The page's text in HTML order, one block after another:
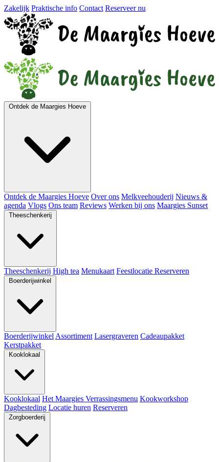
Zakelijk Praktische info Contact Reserveer nu
Ontdek de Maargies Hoeve
Ontdek de Maargies Hoeve Over ons Melkveehouderij Nieuws &
agenda Vlogs Ons team Reviews Werken bij ons Maargies Sunset
Theeschenkerij
Theeschenkerij High tea Menukaart Feestlocatie Reserveren
Boerderijwinkel
Boerderijwinkel Assortiment Lasergraveren Cadeaupakket
Kerstpakket
Kooklokaal
Kooklokaal Het Maargies Verrassingsmenu Kookworkshop
Dagbesteding Locatie huren Reserveren
Zorgboerderij